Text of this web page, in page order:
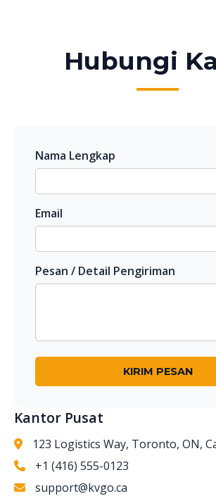
Hubungi
Nama Lengkap
Email
Pesan / Detail Pengiriman
KIRIM PESAN
Kantor Pusat
123 Logistics Way, Toronto, ON,
+1 (416) 555-0123
support@kvgo.ca